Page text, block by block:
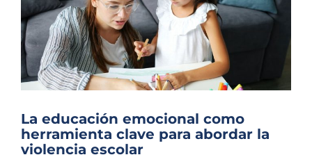
La educación emocional como
herramienta clave para abordar la
violencia escolar